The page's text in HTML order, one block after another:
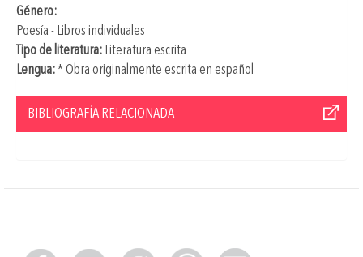
Género:
Poesía - Libros individuales
Tipo de literatura: Literatura escrita
Lengua:* Obra originalmente escrita en español
BIBLIOGRAFÍA RELACIONADA